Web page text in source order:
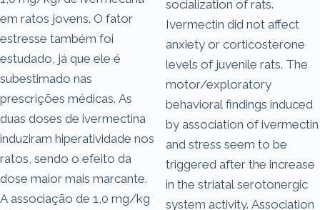
em ratos jovens. O fator
estresse também foi
estudado, já que ele é
subestimado nas
prescrições médicas. As
duas doses de ivermectina
induziram hiperatividade nos
ratos, sendo o efeito da
dose maior mais marcante.
A associação de 1,0 mg/kg
socialization of rats.
Ivermectin did not affect
anxiety or corticosterone
levels of juvenile rats. The
motor/exploratory
behavioral findings induced
by association of ivermectin
and stress seem to be
triggered after the increase
in the striatal serotonergic
system activity. Association